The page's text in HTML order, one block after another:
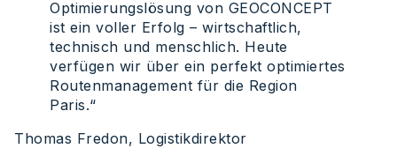
Optimierungslösung von GEOCONCEPT
ist ein voller Erfolg – wirtschaftlich,
technisch und menschlich. Heute
verfügen wir über ein perfekt optimiertes
Routenmanagement für die Region
Paris.“
Thomas Fredon, Logistikdirektor